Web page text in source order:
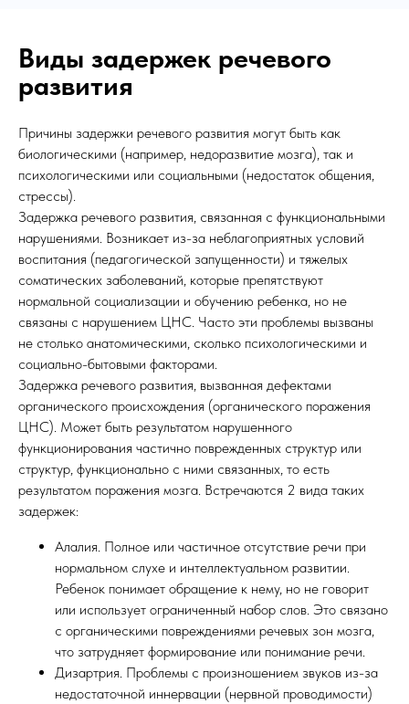
Виды задержек речевого
развития
Причины задержки речевого развития могут быть как
биологическими (например, недоразвитие мозга), так и
психологическими или социальными (недостаток общения,
стрессы).
Задержка речевого развития, связанная с функциональными
нарушениями. Возникает из-за неблагоприятных условий
воспитания (педагогической запущенности) и тяжелых
соматических заболеваний, которые препятствуют
нормальной социализации и обучению ребенка, но не
связаны с нарушением ЦНС. Часто эти проблемы вызваны
не столько анатомическими, сколько психологическими и
социально-бытовыми факторами.
Задержка речевого развития, вызванная дефектами
органического происхождения (органического поражения
ЦНС). Может быть результатом нарушенного
функционирования частично поврежденных структур или
структур, функционально с ними связанных, то есть
результатом поражения мозга. Встречаются 2 вида таких
задержек:
Алалия. Полное или частичное отсутствие речи при
нормальном слухе и интеллектуальном развитии.
Ребенок понимает обращение к нему, но не говорит
или использует ограниченный набор слов. Это связано
с органическими повреждениями речевых зон мозга,
что затрудняет формирование или понимание речи.
Дизартрия. Проблемы с произношением звуков из-за
недостаточной иннервации (нервной проводимости)